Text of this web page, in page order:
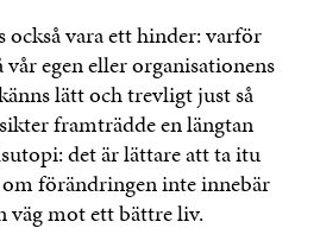
också vara ett hinder: varför
egen eller organisationens
lätt och trevligt just så
framträdde en längtan
det är lättare att ta itu
förändringen inte innebär
väg mot ett bättre liv.